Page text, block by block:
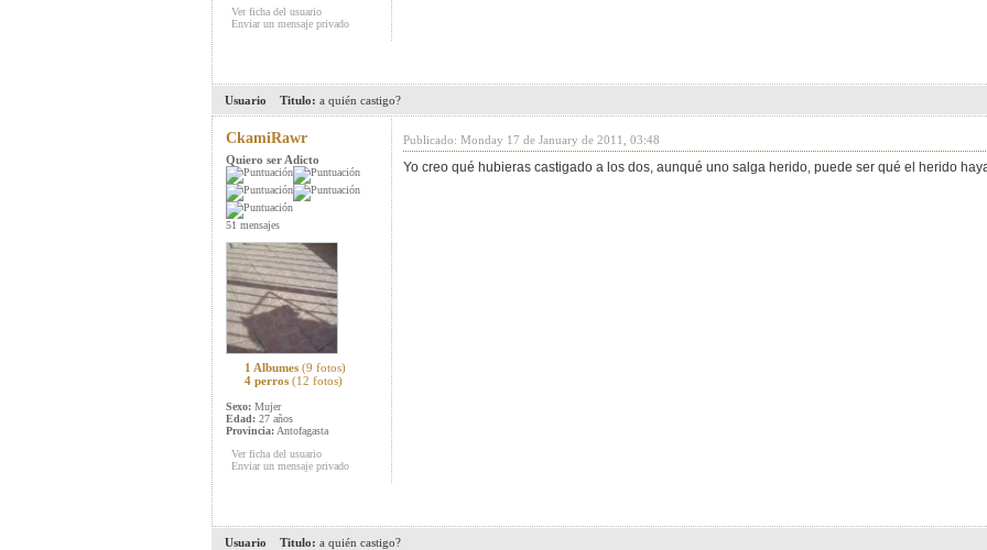
Ver ficha del usuario
Enviar un mensaje privado
Usuario Titulo: a quién castigo?
CkamiRawr
Quiero ser Adicto
51 mensajes
1 Albumes (9 fotos)
4 perros (12 fotos)
Sexo: Mujer
Edad: 27 años
Provincia: Antofagasta
Ver ficha del usuario
Enviar un mensaje privado
Publicado: Monday 17 de January de 2011, 03:48
Yo creo qué hubieras castigado a los dos, aunqué uno salga herido, puede ser qué el herido
Usuario Titulo: a quién castigo?